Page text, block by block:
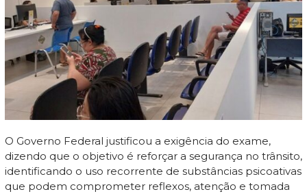
O Governo Federal justificou a exigência do exame,
dizendo que o objetivo é reforçar a segurança no trânsito,
identificando o uso recorrente de substâncias psicoativas
que podem comprometer reflexos, atenção e tomada